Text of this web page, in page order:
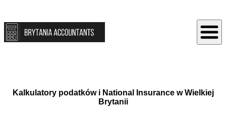
Kalkulatory podatków i National Insurance w Wielkiej
Brytanii